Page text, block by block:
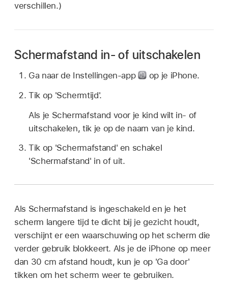
verschillen.)
Schermafstand in- of uitschakelen
Ga naar de Instellingen-app
op je iPhone.
Tik op 'Schermtijd'.
Als je Schermafstand voor je kind wilt in- of
uitschakelen, tik je op de naam van je kind.
Tik op 'Schermafstand' en schakel
'Schermafstand' in of uit.
Als Schermafstand is ingeschakeld en je het
scherm langere tijd te dicht bij je gezicht houdt,
verschijnt er een waarschuwing op het scherm die
verder gebruik blokkeert. Als je de iPhone op meer
dan 30 cm afstand houdt, kun je op 'Ga door'
tikken om het scherm weer te gebruiken.